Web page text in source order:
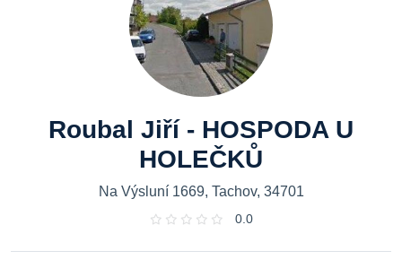
Roubal Jiří - HOSPODA U
HOLEČKŮ
Na Výsluní 1669, Tachov, 34701
0.0